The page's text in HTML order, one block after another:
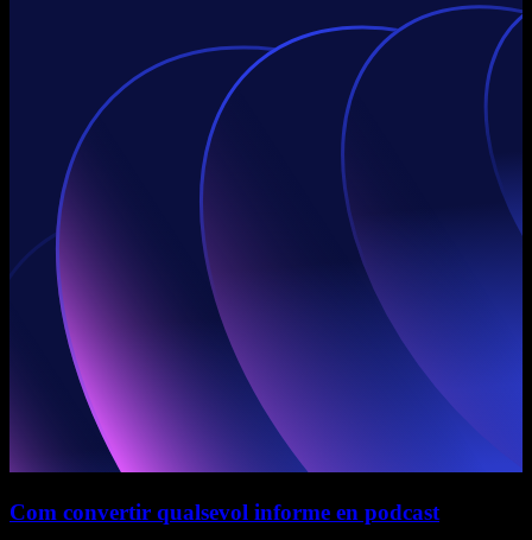
Com convertir qualsevol informe en podcast